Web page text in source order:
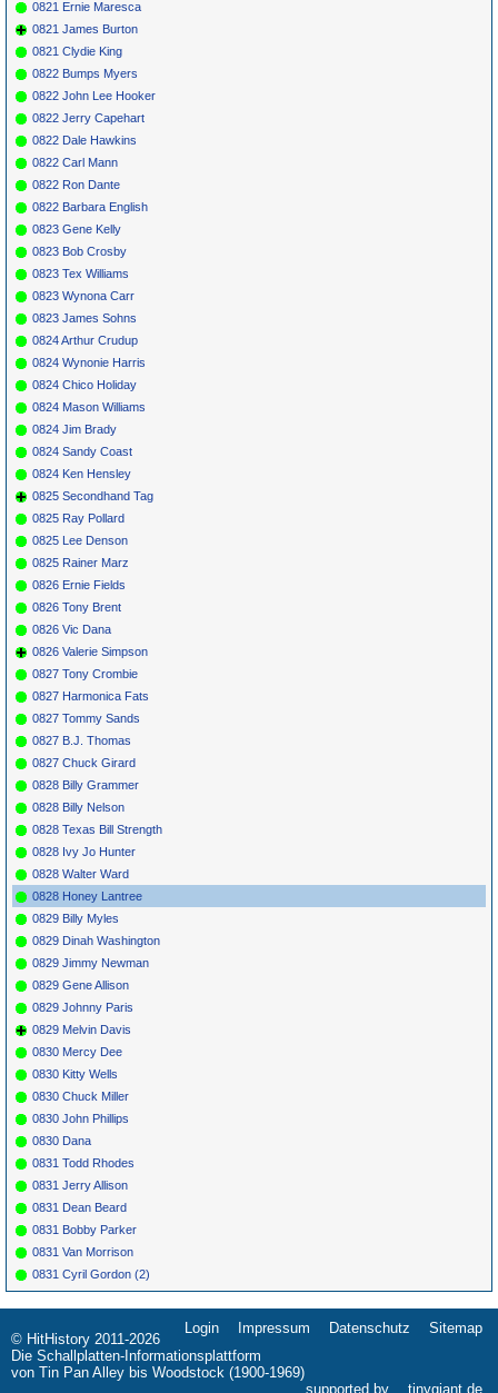
0821 Ernie Maresca
0821 James Burton
0821 Clydie King
0822 Bumps Myers
0822 John Lee Hooker
0822 Jerry Capehart
0822 Dale Hawkins
0822 Carl Mann
0822 Ron Dante
0822 Barbara English
0823 Gene Kelly
0823 Bob Crosby
0823 Tex Williams
0823 Wynona Carr
0823 James Sohns
0824 Arthur Crudup
0824 Wynonie Harris
0824 Chico Holiday
0824 Mason Williams
0824 Jim Brady
0824 Sandy Coast
0824 Ken Hensley
0825 Secondhand Tag
0825 Ray Pollard
0825 Lee Denson
0825 Rainer Marz
0826 Ernie Fields
0826 Tony Brent
0826 Vic Dana
0826 Valerie Simpson
0827 Tony Crombie
0827 Harmonica Fats
0827 Tommy Sands
0827 B.J. Thomas
0827 Chuck Girard
0828 Billy Grammer
0828 Billy Nelson
0828 Texas Bill Strength
0828 Ivy Jo Hunter
0828 Walter Ward
0828 Honey Lantree
0829 Billy Myles
0829 Dinah Washington
0829 Jimmy Newman
0829 Gene Allison
0829 Johnny Paris
0829 Melvin Davis
0830 Mercy Dee
0830 Kitty Wells
0830 Chuck Miller
0830 John Phillips
0830 Dana
0831 Todd Rhodes
0831 Jerry Allison
0831 Dean Beard
0831 Bobby Parker
0831 Van Morrison
0831 Cyril Gordon (2)
Navigation
überspringen
Login Impressum Datenschutz Sitemap
© HitHistory 2011-2026
Die Schallplatten-Informationsplattform
von Tin Pan Alley bis Woodstock (1900-1969)
supported by
tinygiant.de